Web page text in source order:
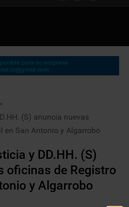
(S) anuncia nuevas
en San Antonio y Algarrobo
y DD.HH. (S)
oficinas de Registro
y Algarrobo